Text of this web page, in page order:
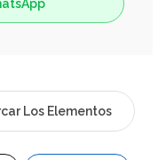
Los Elementos